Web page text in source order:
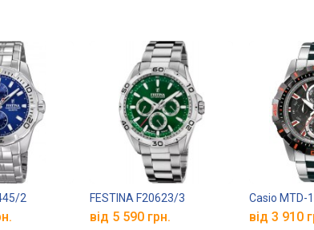
2 FESTINA F20623/3
від 5 590 грн.
Casio MTD-
від 3 910